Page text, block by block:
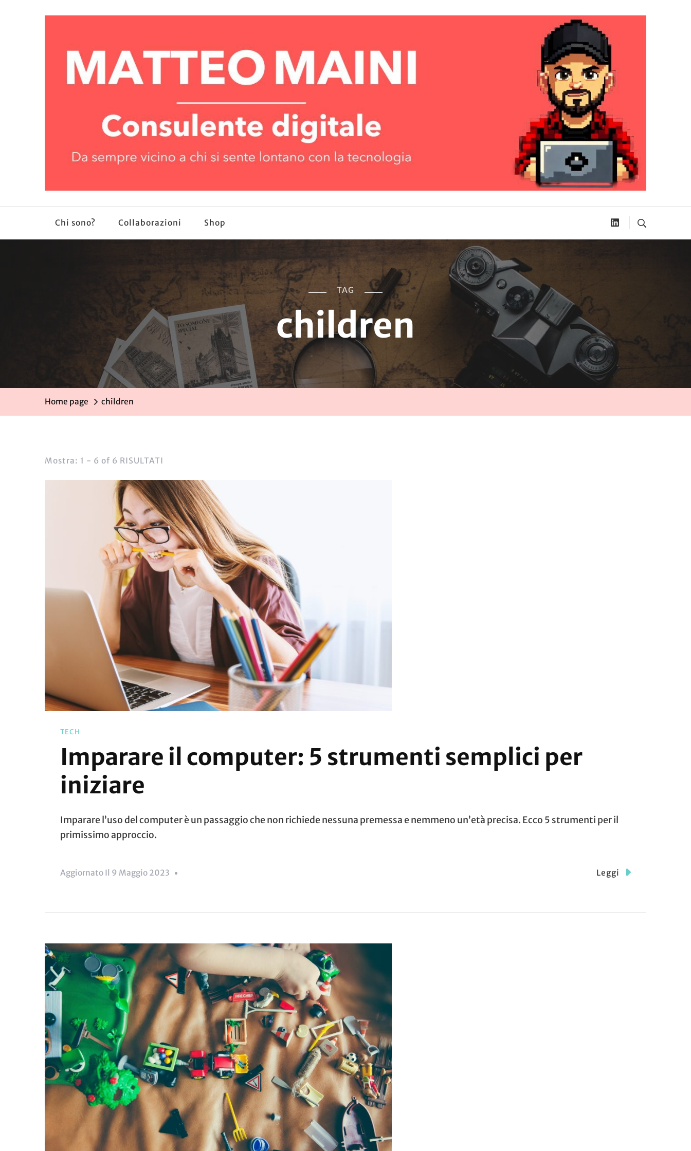
Chi sono? Collaborazioni Shop
TAG
children
Home page children
Mostra: 1 - 6 of 6 RISULTATI
TECH
Imparare il computer: 5 strumenti semplici per
iniziare
Imparare l’uso del computer è un passaggio che non richiede nessuna premessa e nemmeno un’età precisa. Ecco 5 strumenti per il
primissimo approccio.
Aggiornato Il 9 Maggio 2023 Leggi